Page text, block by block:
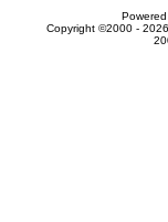
Copyright ©2000 -